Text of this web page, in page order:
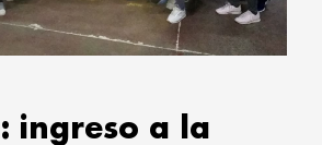
ingreso a la